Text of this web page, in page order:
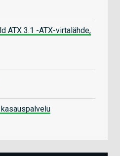
ATX 3.1 -ATX-virtalähde,